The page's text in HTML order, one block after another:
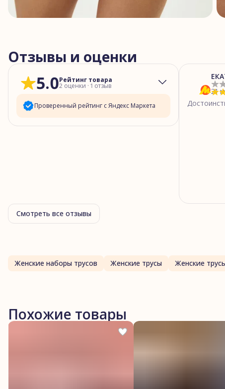
Отзывы и оценки
5.0Рейтинг товара
2 оценки · 1 отзыв
Проверенный рейтинг с Яндекс Маркета
5 звёзд
2
21
Смотреть все отзывы
Женские наборы трусов Женские трусы Женские
Похожие товары